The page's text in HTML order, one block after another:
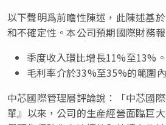
以下聲明爲前瞻性陳述，此陳述基
和不確定性。本公司預期國際財務
季度收入環比增長11%至13%。
毛利率介於33%至35%的範圍
中芯國際管理層評論說：
「中芯國
單』 以來，公司的生産經營面臨巨